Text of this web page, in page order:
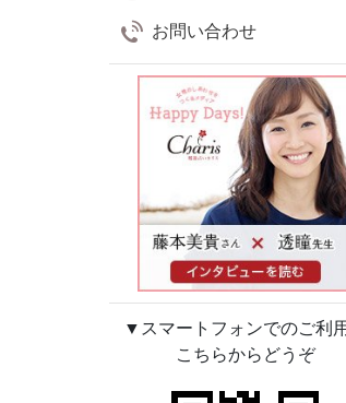
お問い合わせ
▼スマートフォンでのご利
こちらからどうぞ